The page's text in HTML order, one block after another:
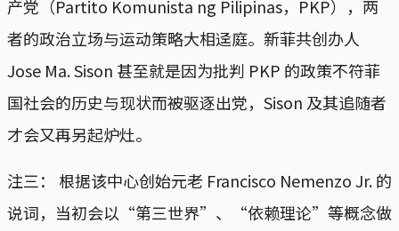
产党（Partito Komunista ng Pilipinas，PKP），两
者的政治立场与运动策略大相迳庭。新菲共创办人
Jose Ma. Sison 甚至就是因为批判 PKP 的政策不符菲
国社会的历史与现状而被驱逐出党，Sison 及其追随者
才会又再另起炉灶。
注三： 根据该中心创始元老 Francisco Nemenzo Jr. 的
说词，当初会以“第三世界”、“依赖理论”等概念做